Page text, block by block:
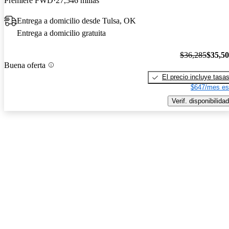
Entrega a domicilio desde Tulsa, OK
Entrega a domicilio gratuita
Buena oferta
$36,285
El precio incluye tasas
$647/mes
Verif. disponibilidad